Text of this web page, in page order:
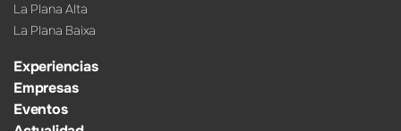
La Plana Alta
La Plana Baixa
Experiencias
Empresas
Eventos